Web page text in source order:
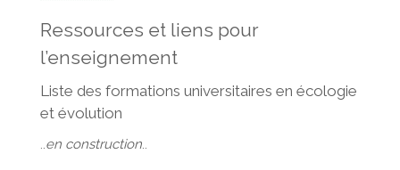
Ressources et liens pour
l’enseignement
Liste des formations universitaires en écologie
et évolution
..en construction..